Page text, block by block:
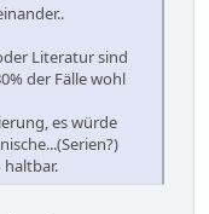
Literatur sind
der Fälle wohl
es würde